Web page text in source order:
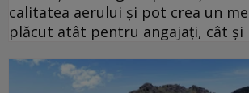
calitatea aerului și pot crea un
plăcut atât pentru angajați, cât și